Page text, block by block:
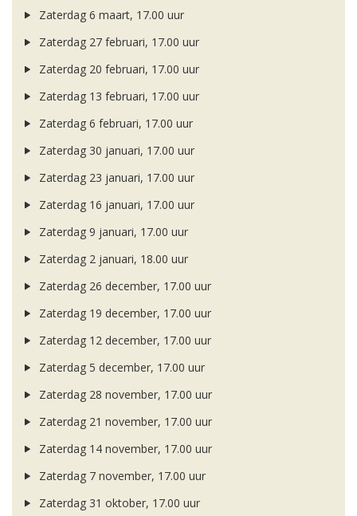
Zaterdag 6 maart, 17.00 uur
Zaterdag 27 februari, 17.00 uur
Zaterdag 20 februari, 17.00 uur
Zaterdag 13 februari, 17.00 uur
Zaterdag 6 februari, 17.00 uur
Zaterdag 30 januari, 17.00 uur
Zaterdag 23 januari, 17.00 uur
Zaterdag 16 januari, 17.00 uur
Zaterdag 9 januari, 17.00 uur
Zaterdag 2 januari, 18.00 uur
Zaterdag 26 december, 17.00 uur
Zaterdag 19 december, 17.00 uur
Zaterdag 12 december, 17.00 uur
Zaterdag 5 december, 17.00 uur
Zaterdag 28 november, 17.00 uur
Zaterdag 21 november, 17.00 uur
Zaterdag 14 november, 17.00 uur
Zaterdag 7 november, 17.00 uur
Zaterdag 31 oktober, 17.00 uur